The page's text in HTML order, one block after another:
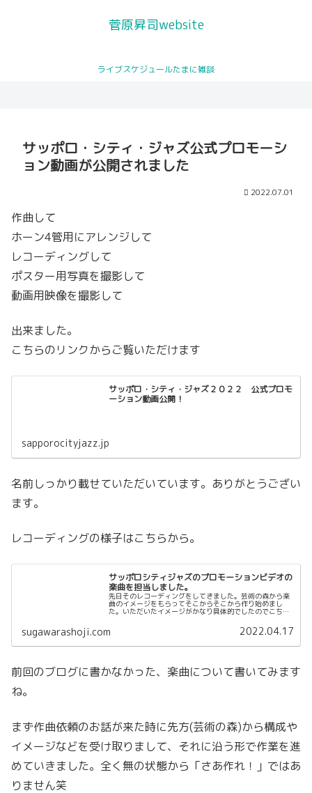
菅原昇司website
ライブスケジュールたまに雑談サッポロ・シティ・ジャズ公式
サッポロ・シティ・ジャズ公式プロモーシ
ョン動画が公開されました
2022.07.01
作曲して
ホーン4管用にアレンジして
レコーディングして
ポスター用写真を撮影して
動画用映像を撮影して
出来ました。
こちらのリンクからご覧いただけます
サッポロ・シティ・ジャズ２０２２ 公式プロモ
ーション動画公開！
sapporocityjazz.jp
名前しっかり載せていただいています。ありがとうござい
ます。
レコーディングの様子はこちらから。
サッポロシティジャズのプロモーションビデオの
楽曲を担当しました。
先日そのレコーディングをしてきました。芸術の森から楽
曲のイメージをもらってそこからそこから作り始めまし
た。いただいたイメージがかなり具体的でしたのでこちら
sugawarashoji.com 2022.04.17
前回のブログに書かなかった、楽曲について書いてみます
ね。
まず作曲依頼のお話が来た時に先方(芸術の森)から構成や
イメージなどを受け取りまして、それに沿う形で作業を進
めていきました。全く無の状態から「さあ作れ！」ではあ
りません笑